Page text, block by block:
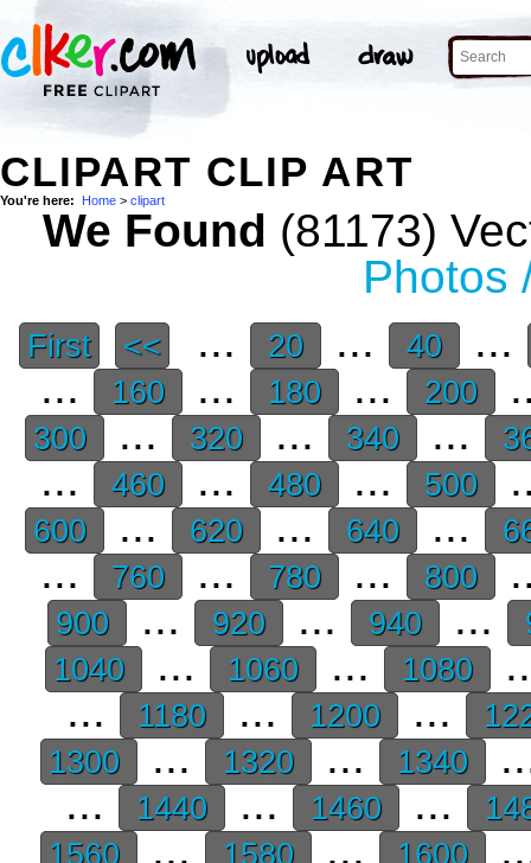
CLIPART CLIP ART
You're here: Home > clipart
We Found (81173)
Photos
First << ... 20 ... 40
...
...
160 ... 180 ... 200
300 ... 320 ... 340 ...
... 460 ... 480 ... 500
600 ... 620 ... 640 ...
... 760 ... 780 ... 800
900 ... 920 ... 940 ...
1040
... 1060 ... 1080
...
1180 ... 1200 ...
1300
... 1320 ... 1340
...
1440 ... 1460 ...
1560
... 1580 ... 1600